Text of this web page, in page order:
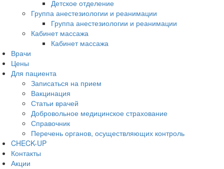
Детское отделение
Группа анестезиологии и реанимации
Группа анестезиологии и реанимации
Кабинет массажа
Кабинет массажа
Врачи
Цены
Для пациента
Записаться на прием
Вакцинация
Статьи врачей
Добровольное медицинское страхование
Справочник
Перечень органов, осуществляющих контроль
CHECK-UP
Контакты
Акции